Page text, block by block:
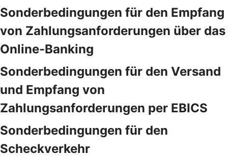
Sonderbedingungen für den Empfang
von Zahlungsanforderungen über das
Online-Banking
Sonderbedingungen für den Versand
und Empfang von
Zahlungsanforderungen per EBICS
Sonderbedingungen für den
Scheckverkehr